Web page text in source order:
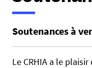
Soutenances à
Le CRHIA a le